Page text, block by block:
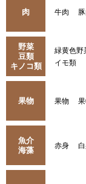
肉 牛肉
野菜
豆類
キノコ類
緑黄色野
イモ類
果物 果物
魚介
海藻
赤身